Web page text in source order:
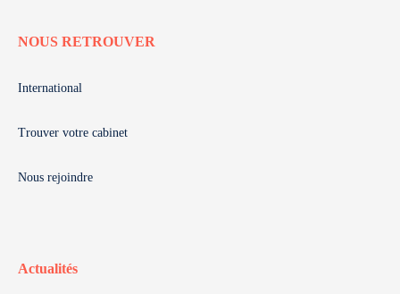
NOUS RETROUVER
International
Trouver votre cabinet
Nous rejoindre
Actualités